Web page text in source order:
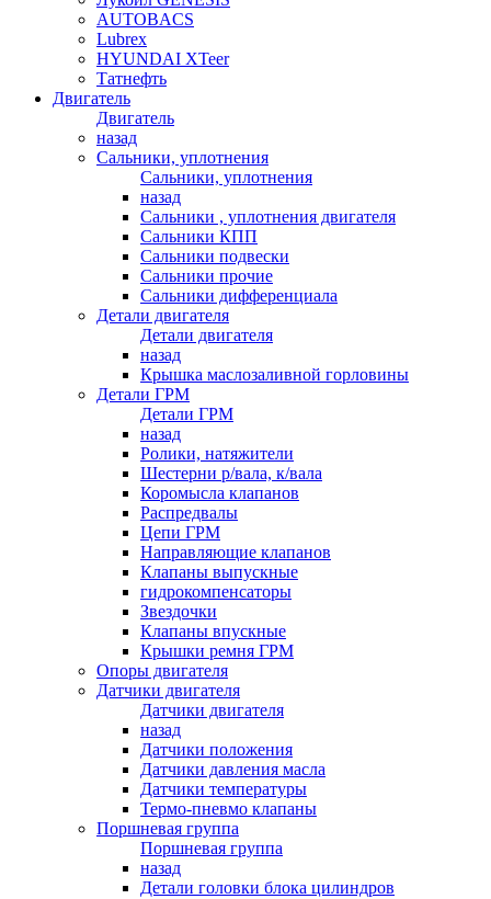
AUTOBACS
Lubrex
HYUNDAI XTeer
Татнефть
Двигатель
Двигатель
назад
Сальники, уплотнения
Сальники, уплотнения
назад
Сальники , уплотнения двигателя
Сальники КПП
Сальники подвески
Сальники прочие
Сальники дифференциала
Детали двигателя
Детали двигателя
назад
Крышка маслозаливной горловины
Детали ГРМ
Детали ГРМ
назад
Ролики, натяжители
Шестерни р/вала, к/вала
Коромысла клапанов
Распредвалы
Цепи ГРМ
Направляющие клапанов
Клапаны выпускные
гидрокомпенсаторы
Звездочки
Клапаны впускные
Крышки ремня ГРМ
Опоры двигателя
Датчики двигателя
Датчики двигателя
назад
Датчики положения
Датчики давления масла
Датчики температуры
Термо-пневмо клапаны
Поршневая группа
Поршневая группа
назад
Детали головки блока цилиндров